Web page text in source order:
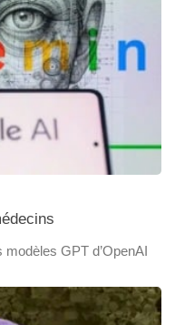
modèles GPT d’OpenAI